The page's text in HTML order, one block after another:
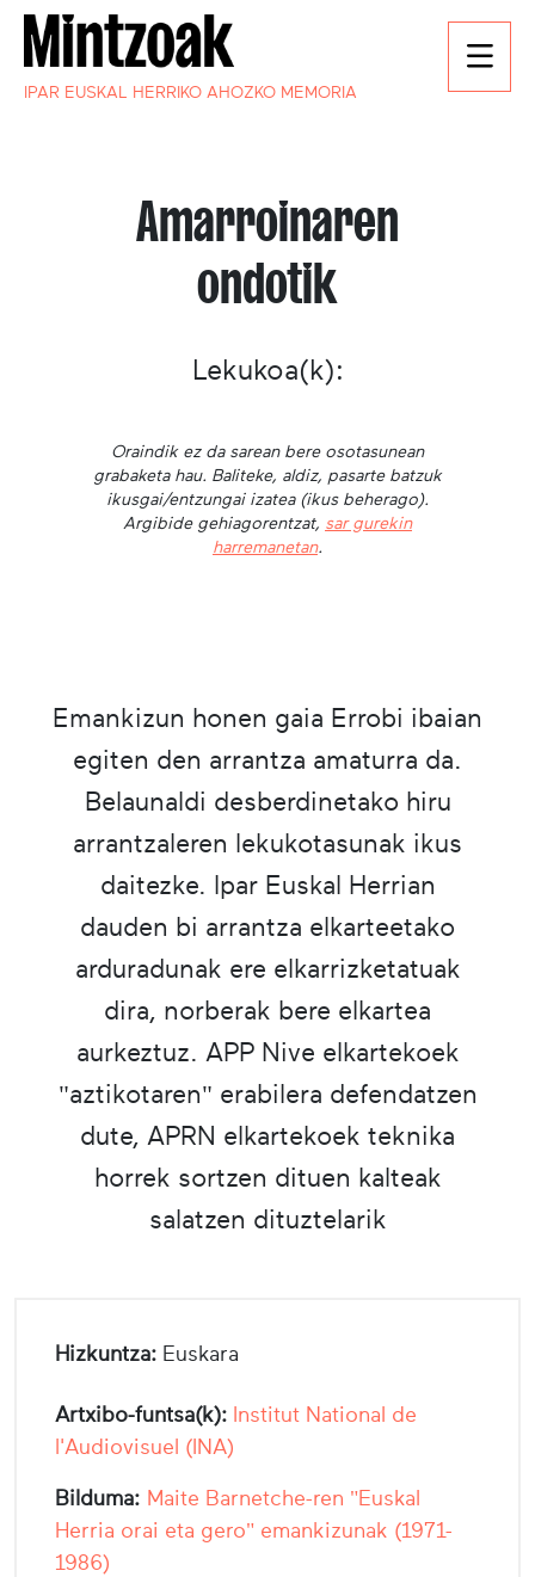
IPAR EUSKAL HERRIKO AHOZKO MEMORIA
Amarroinaren
ondotik
Lekukoa(k):
Oraindik ez da sarean bere osotasunean
grabaketa hau. Baliteke, aldiz, pasarte batzuk
ikusgai/entzungai izatea (ikus beherago).
Argibide gehiagorentzat, sar gurekin
harremanetan.
Emankizun honen gaia Errobi ibaian
egiten den arrantza amaturra da.
Belaunaldi desberdinetako hiru
arrantzaleren lekukotasunak ikus
daitezke. Ipar Euskal Herrian
dauden bi arrantza elkarteetako
arduradunak ere elkarrizketatuak
dira, norberak bere elkartea
aurkeztuz. APP Nive elkartekoek
"aztikotaren" erabilera defendatzen
dute, APRN elkartekoek teknika
horrek sortzen dituen kalteak
salatzen dituztelarik
Hizkuntza: Euskara
Artxibo-funtsa(k): Institut National de
l'Audiovisuel (INA)
Bilduma: Maite Barnetche-ren "Euskal
Herria orai eta gero" emankizunak (1971-
1986)